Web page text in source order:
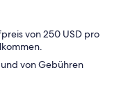
von 250 USD pro
von Gebühren